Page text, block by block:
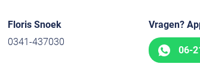
Floris Snoek
0341-437030
Vragen?
06-